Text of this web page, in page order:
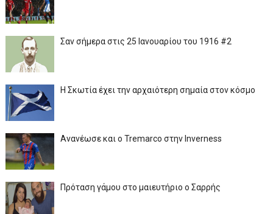
Σαν σήμερα στις 25 Ιανουαρίου του 1916 #2
Η Σκωτία έχει την αρχαιότερη σημαία στον κόσμο
Ανανέωσε και ο Tremarco στην Inverness
Πρόταση γάμου στο μαιευτήριο ο Σαρρής